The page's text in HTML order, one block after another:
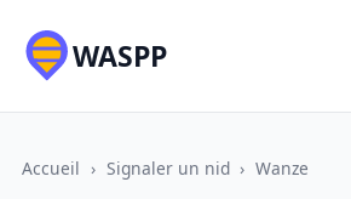
WASPP
Accueil › Signaler un nid › Wanze